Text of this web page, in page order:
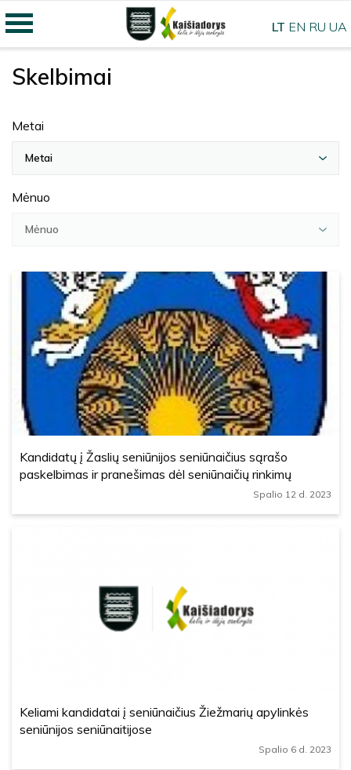
Skelbimai
Metai
Metai
Mėnuo
Mėnuo
Kandidatų į Žaslių seniūnijos seniūnaičius sąrašo
paskelbimas ir pranešimas dėl seniūnaičių rinkimų
Spalio 12 d. 2023
Keliami kandidatai į seniūnaičius Žiežmarių apylinkės
seniūnijos seniūnaitijose
Spalio 6 d. 2023
LT EN RU UA